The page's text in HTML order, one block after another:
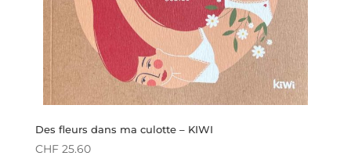
Des fleurs dans ma culotte – KIWI
CHF25.60